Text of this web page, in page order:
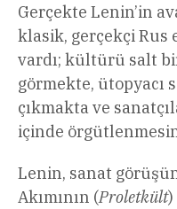
Gerçekte Lenin’in
klasik, gerçekçi Rus
vardı; kültürü salt
görmekte, ütopyacı
çıkmakta ve
içinde
Lenin, sanat
Akımının (Proletkült